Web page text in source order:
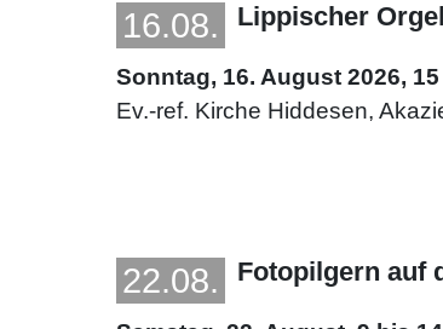
16.08. Lippischer
Sonntag, 16. August 2026,
Ev.-ref. Kirche Hiddesen,
22.08. Fotopilgern auf